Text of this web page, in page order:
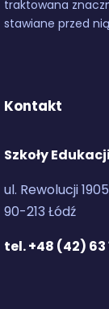
traktowana
stawiane przed
Kontakt
Szkoły
ul. Rewolucji
90-213 Łódź
tel. +48 (42) 63